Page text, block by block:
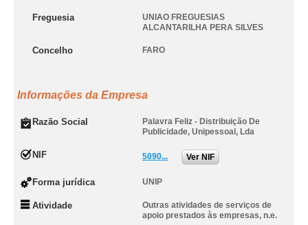
Freguesia
UNIAO FREGUESIAS
ALCANTARILHA PERA SILVES
Concelho FARO
Informações da Empresa
Razão Social
Palavra Feliz - Distribuição De
Publicidade, Unipessoal, Lda
NIF 5090... Ver NIF
Forma jurídica UNIP
Atividade
Outras atividades de serviços de
apoio prestados às empresas, n.e.